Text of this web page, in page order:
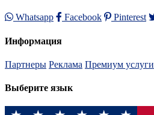
Whatsapp Facebook Pinterest
Информация
Партнеры Реклама Премиум услуги
Выберите язык